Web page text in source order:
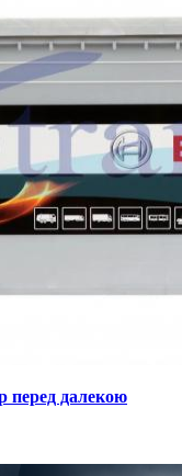
перед далекою